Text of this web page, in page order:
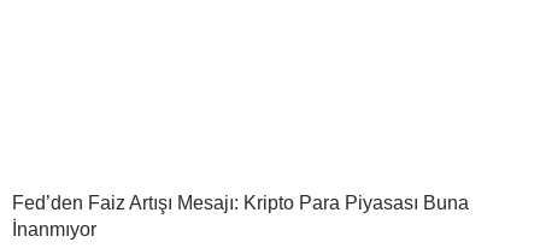
Fed’den Faiz Artışı Mesajı: Kripto Para Piyasası Buna
İnanmıyor